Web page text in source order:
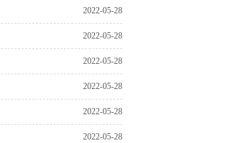
2022-05-28
2022-05-28
2022-05-28
2022-05-28
2022-05-28
2022-05-28